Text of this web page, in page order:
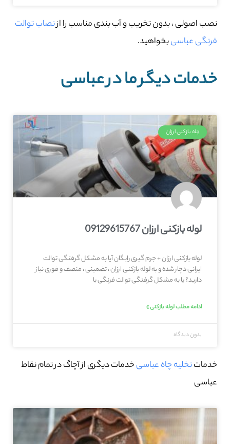
نصب اصولی ، بدون تخریب و آب بندی مناسب را ازنصاب توالت
فرنگی عباسیبخواهید.
خدمات دیگر ما در عباسی
چاه بازکنی ارزان
لوله بازکنی ارزان 09129615767
لوله بازکنی ارزان + جرم گیری رایگان آیا به مشکل گرفتگی توالت
ایرانی دچار شده و به لوله بازکنی ارزان ، تضمینی ، منصف و فوری نیاز
دارید؟ یا به مشکل گرفتگی توالت فرنگی با
ادامه مطلب لوله بازکنی »
بدون دیدگاه
خدماتتخلیه چاه عباسیخدمات دیگری از آچاگ در تمام نقاط
عباسی